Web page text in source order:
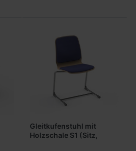
Gleitkufenstuhl mit
Holzschale S1 (Sitz,